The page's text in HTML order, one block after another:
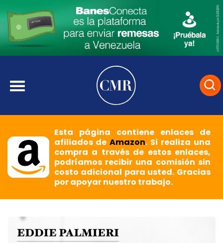
Esta página contiene enlaces de
afiliados deAmazon. Si realiza una
compra a través de estos enlaces,
podríamos recibir una comisión sin
costo adicional para usted. Gracias
por apoyar nuestro trabajo.